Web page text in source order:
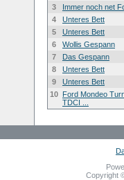
3
Immer noch net
4
Unteres Bett
5
Unteres Bett
6
Wollis Gespann
7
Das Gespann
8
Unteres Bett
9
Unteres Bett
10 Ford Mondeo
TDCI ...
Copyright